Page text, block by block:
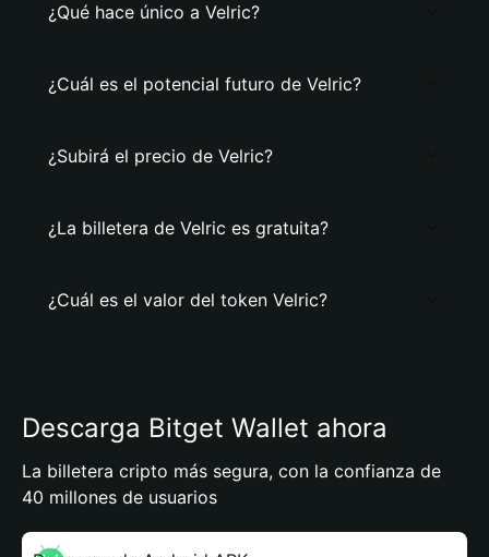
¿Qué hace único a Velric?
¿Cuál es el potencial futuro de Velric?
¿Subirá el precio de Velric?
¿La billetera de Velric es gratuita?
¿Cuál es el valor del token Velric?
Descarga Bitget Wallet ahora
La billetera cripto más segura, con la confianza de
40 millones de usuarios